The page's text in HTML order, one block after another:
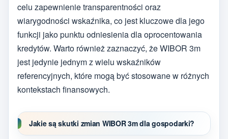
celu zapewnienie transparentności oraz
wiarygodności wskaźnika, co jest kluczowe dla jego
funkcji jako punktu odniesienia dla oprocentowania
kredytów. Warto również zaznaczyć, że WIBOR 3m
jest jedynie jednym z wielu wskaźników
referencyjnych, które mogą być stosowane w różnych
kontekstach finansowych.
Jakie są skutki zmian WIBOR 3m dla gospodarki?